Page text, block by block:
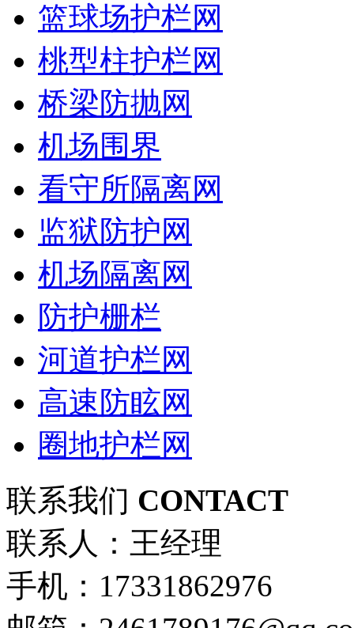
篮球场护栏网
桃型柱护栏网
桥梁防抛网
机场围界
看守所隔离网
监狱防护网
机场隔离网
防护栅栏
河道护栏网
高速防眩网
圈地护栏网
联系我们 CONTACT
联系人：王经理
手机：17331862976